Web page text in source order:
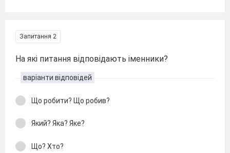
Запитання 2
На які питання відповідають іменники?
варіанти відповідей
Що робити? Що робив?
Який? Яка? Яке?
Що? Хто?